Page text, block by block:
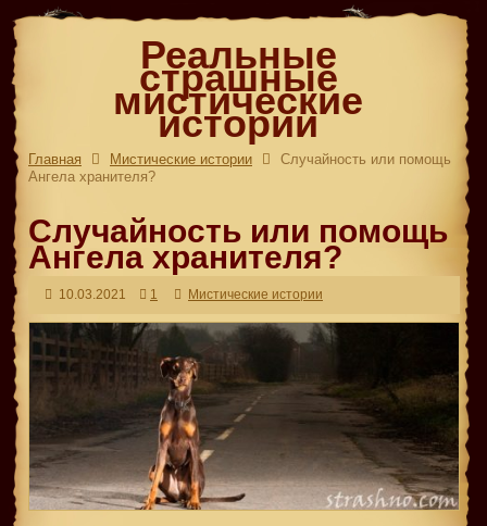
Реальные
страшные
мистические
истории
Главная Мистические истории
Случайность или помощь
Ангела хранителя?
Случайность или помощь
Ангела хранителя?
10.03.2021 1 Мистические истории